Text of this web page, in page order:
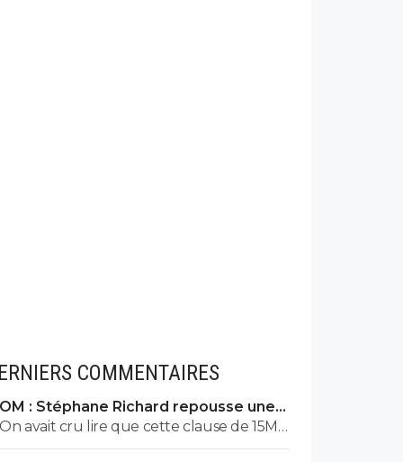
COMMENTAIRES
OM : Stéphane Richard repousse une
offre fourbe pour Aguerd
On avait cru lire que cette clause de 15M
valait jusqu'au 31 juillet. ?